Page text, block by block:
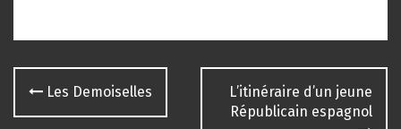
Navigation
des
Les Demoiselles
L’itinéraire d’un jeune
Républicain espagnol